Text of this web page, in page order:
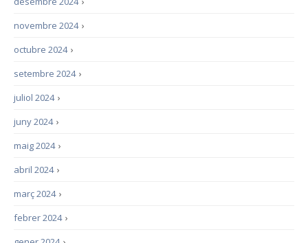
›
novembre 2024
›
octubre 2024
›
setembre 2024
›
juliol 2024
›
juny 2024
›
maig 2024
›
abril 2024
›
març 2024
›
febrer 2024